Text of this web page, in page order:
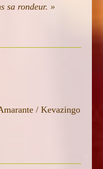
sa rondeur. »
/ Kevazingo